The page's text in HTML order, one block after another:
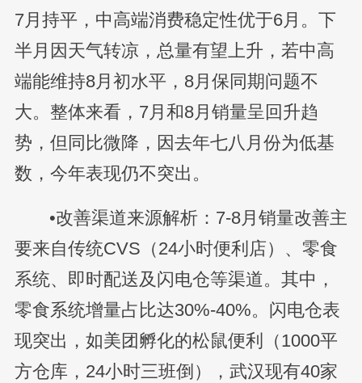
7月持平，中高端消费稳定性优于6月。下
半月因天气转凉，总量有望上升，若中高
端能维持8月初水平，8月保同期问题不
大。整体来看，7月和8月销量呈回升趋
势，但同比微降，因去年七八月份为低基
数，今年表现仍不突出。
•改善渠道来源解析：7-8月销量改善主
要来自传统CVS（24小时便利店）、零食
系统、即时配送及闪电仓等渠道。其中，
零食系统增量占比达30%-40%。闪电仓表
现突出，如美团孵化的松鼠便利（1000平
方仓库，24小时三班倒），武汉现有40家